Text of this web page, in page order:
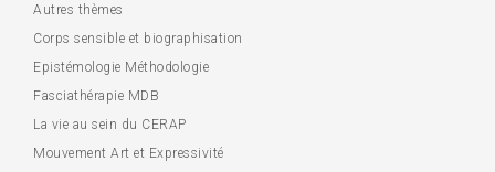
Autres thèmes
Corps sensible et biographisation
Epistémologie Méthodologie
Fasciathérapie MDB
La vie au sein du CERAP
Mouvement Art et Expressivité